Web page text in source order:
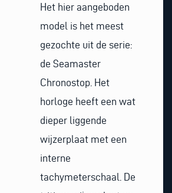
Het hier aangeboden
model is het meest
gezochte uit de serie:
de Seamaster
Chronostop. Het
horloge heeft een wat
dieper liggende
wijzerplaat met een
interne
tachymeterschaal. De